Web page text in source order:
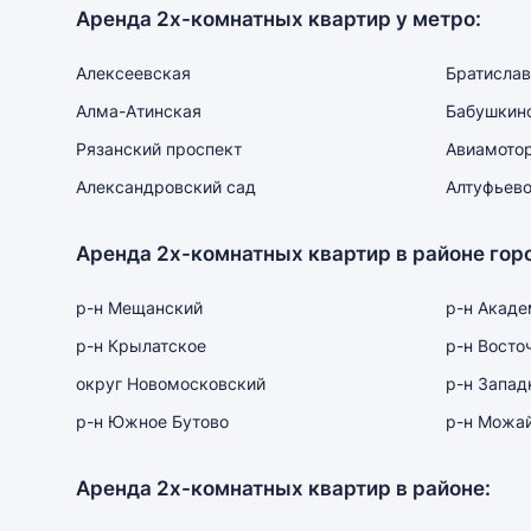
Аренда 2х-комнатных квартир у метро:
Алексеевская
Алма-Атинская
Рязанский проспект
Александровский сад
Алтуфьево
Аренда 2х-комнатных квартир в районе
р-н Мещанский
р-н
р-н Крылатское
р-н
округ Новомосковский
р-н
р-н Южное Бутово
р-н
Аренда 2х-комнатных квартир в районе: